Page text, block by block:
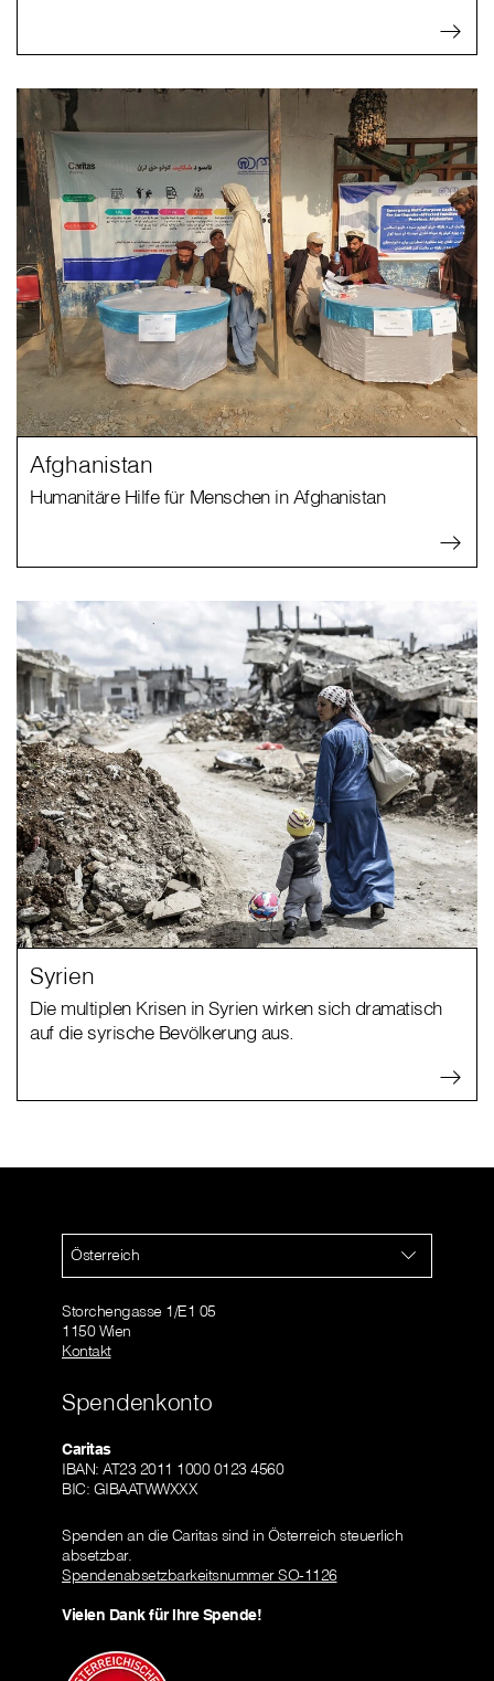
Afghanistan
Humanitäre Hilfe für Menschen in Afghanistan
Syrien
Die multiplen Krisen in Syrien wirken sich dramatisch
auf die syrische Bevölkerung aus.
Österreich
Storchengasse 1/E1 05
1150 Wien
Kontakt
Spendenkonto
Caritas
IBAN: AT23 2011 1000 0123 4560
BIC: GIBAATWWXXX
Spenden an die Caritas sind in Österreich steuerlich
absetzbar.
Spendenabsetzbarkeitsnummer SO-1126
Vielen Dank für Ihre Spende!